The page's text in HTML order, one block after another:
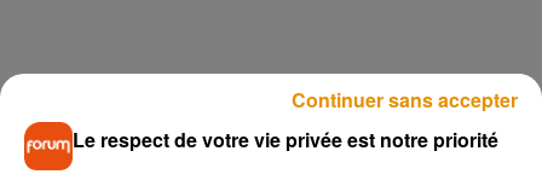
Le respect de votre vie privée est notre priorité
Continuer sans accepter